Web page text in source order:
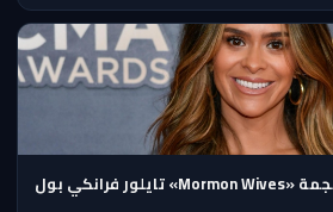
لا اتهامات جديدة بحق نجمة «Mormon Wives» تايلور فرانكي بول